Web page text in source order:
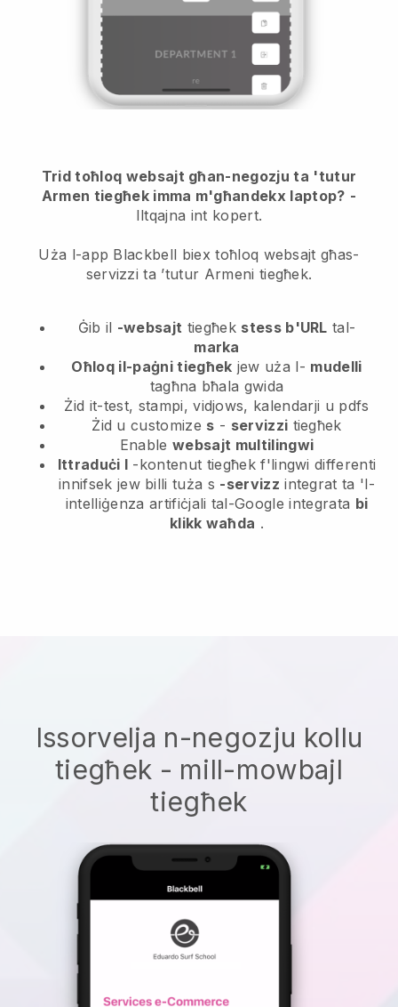
Trid toħloq websajt għan-negozju ta 'tutur
Armen tiegħek imma m'għandekx laptop? -
Iltqajna int kopert.
Uża l-app Blackbell biex toħloq websajt għas-
servizzi ta ’tutur Armeni tiegħek.
Ġib il -websajt tiegħek stess b'URL tal-
marka
Oħloq il-paġni tiegħek jew uża l- mudelli
tagħna bħala gwida
Żid it-test, stampi, vidjows, kalendarji u pdfs
Żid u customize s - servizzi tiegħek
Enablewebsajt multilingwi
Ittraduċi l -kontenut tiegħek f'lingwi differenti
innifsek jew billi tuża s -servizz integrat ta 'l-
intelliġenza artifiċjali tal-Google integrata bi
klikk waħda .
Issorvelja n-negozju kollu
tiegħek - mill-mowbajl
tiegħek